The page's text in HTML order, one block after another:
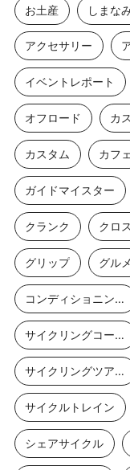
お土産 しまな
アクセサリー
イベントレポート
オフロード カ
カスタム カフェ
ガイドマイスター
クランク クロ
グリップ グルメ
コンディショニングストレッチ
サイクリングコース
サイクリングツアー
サイクルトレイン
シェアサイクル